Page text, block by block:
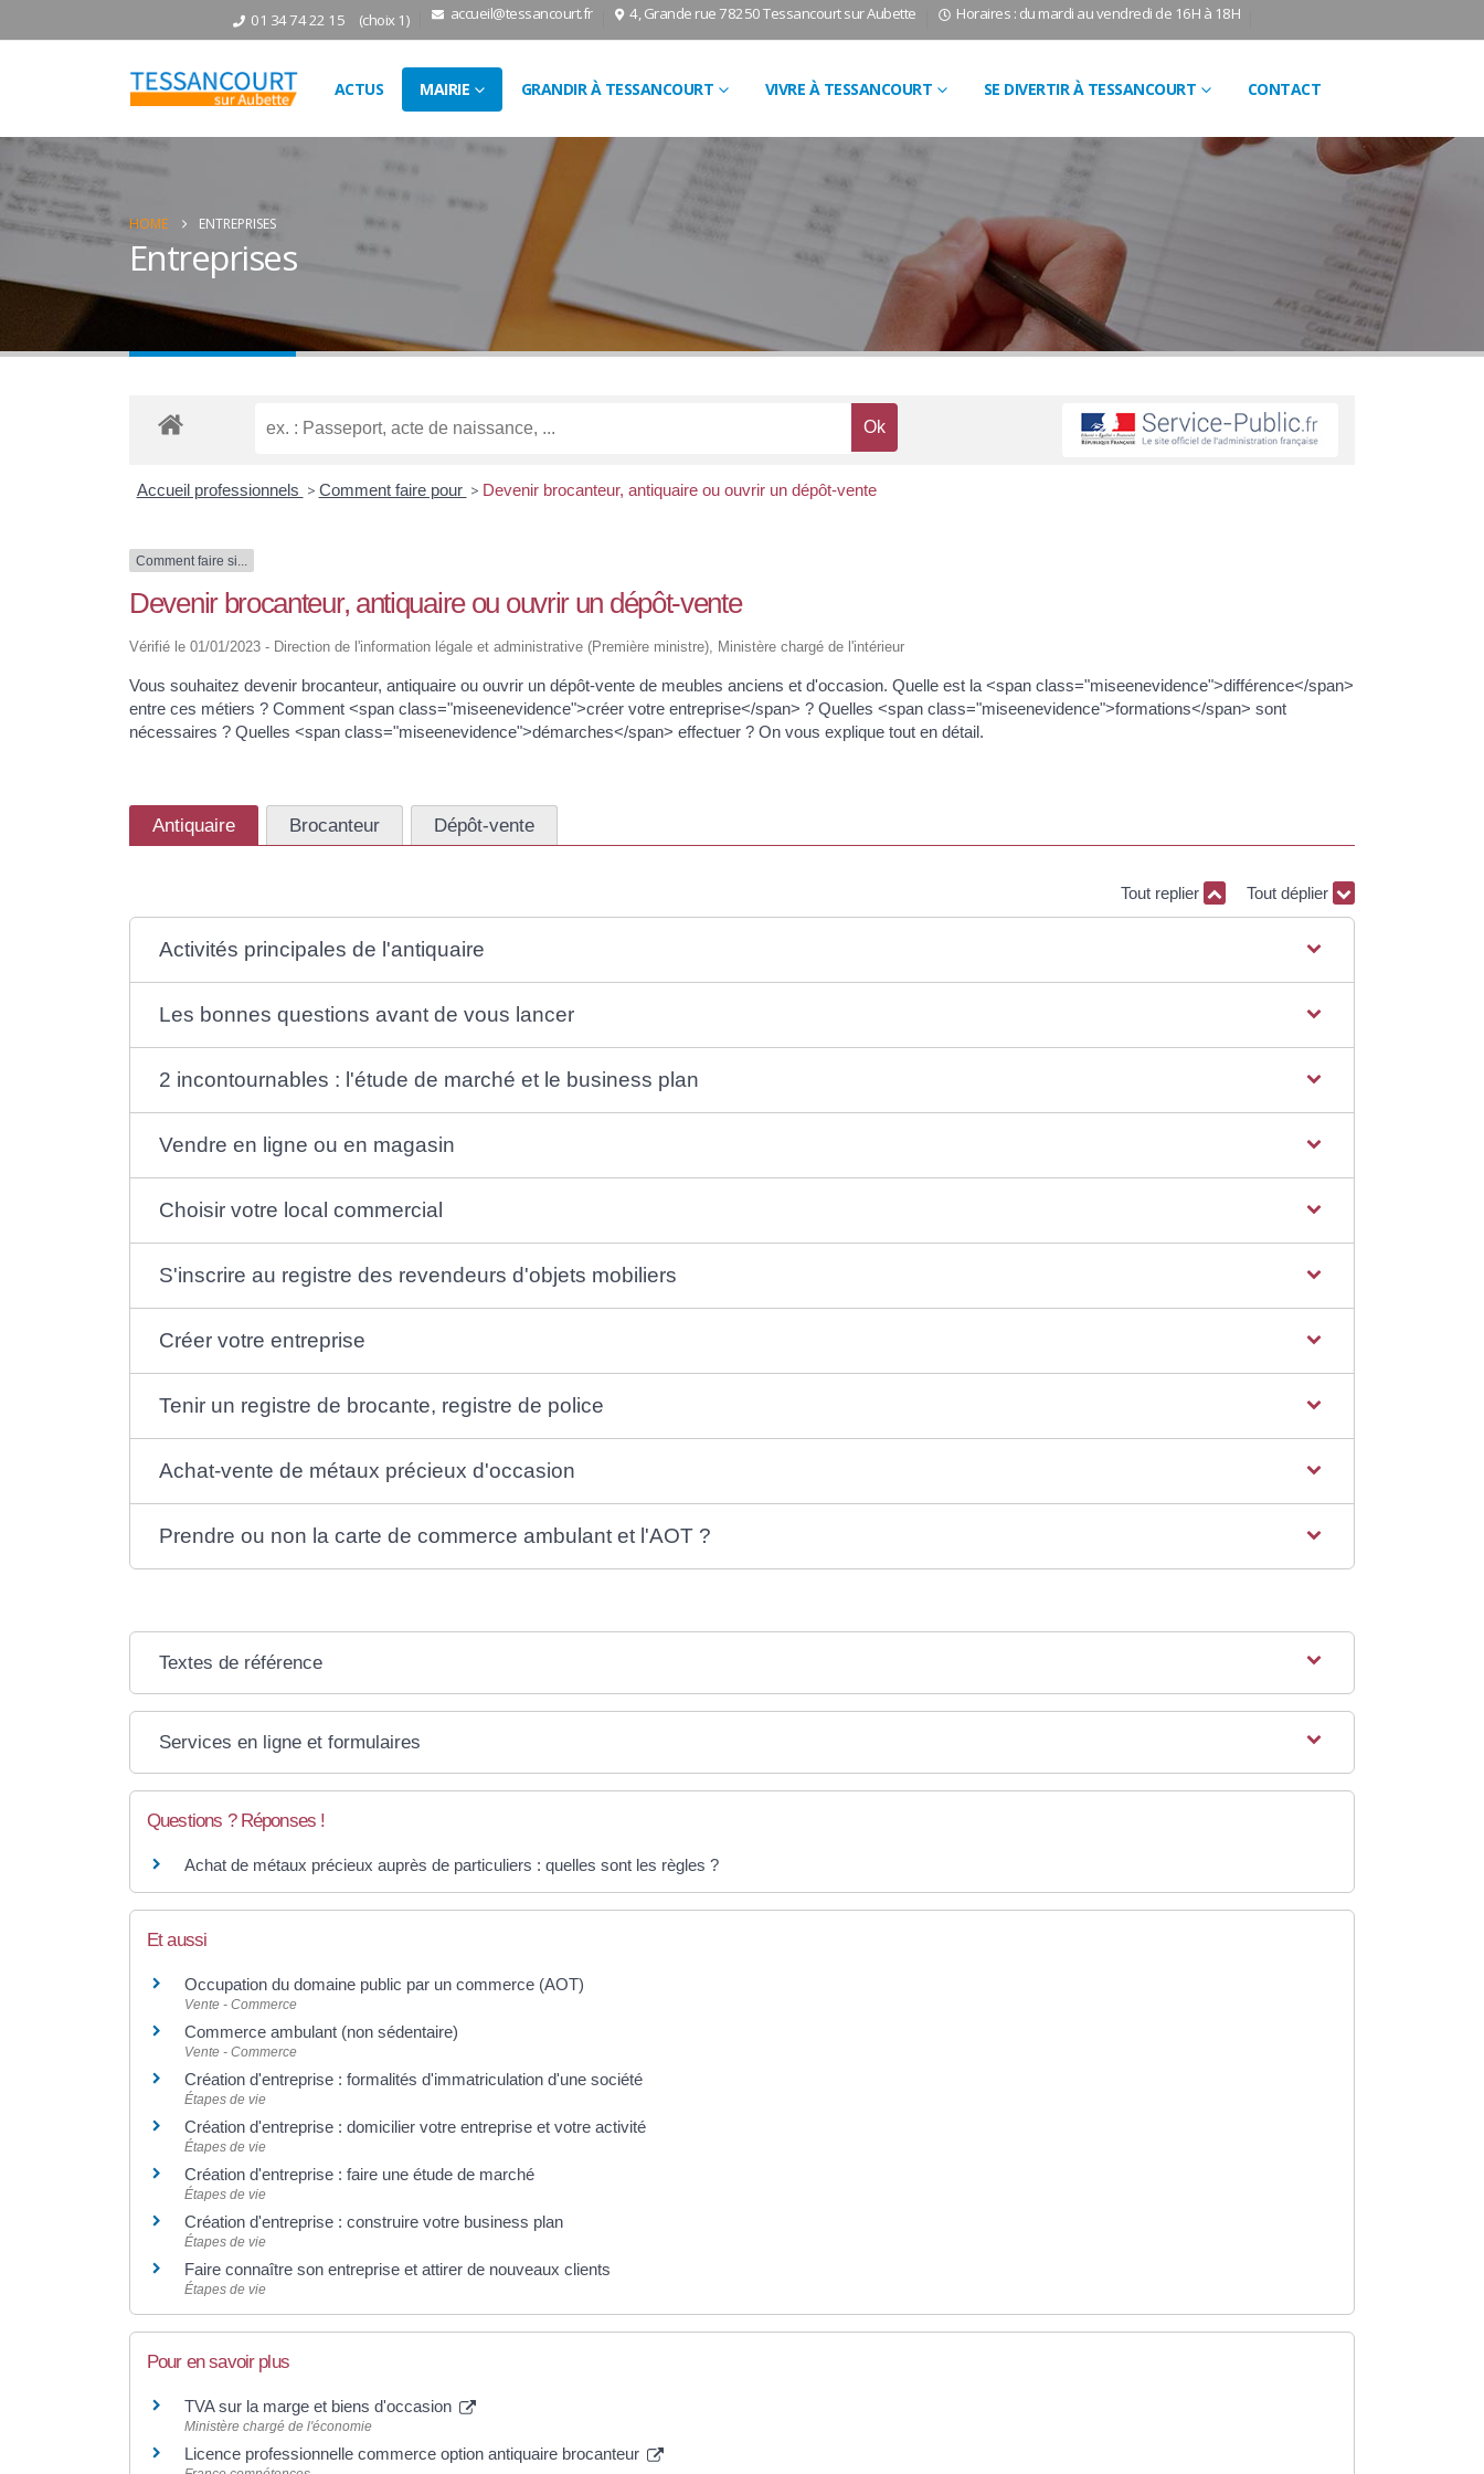
01 34 74 22 15 (choix 1) accueil@tessancourt.fr 4, Grande rue 78250 Tessancourt sur Aubette Horaires : du mardi au vendredi de 16H à 18H
ACTUS MAIRIE GRANDIR À TESSANCOURT VIVRE À TESSANCOURT SE DIVERTIR À TESSANCOURT CONTACT
HOME ENTREPRISES
Entreprises
Accueil professionnels > Comment faire pour > Devenir brocanteur, antiquaire ou ouvrir un dépôt-vente
Comment faire si...
Devenir brocanteur, antiquaire ou ouvrir un dépôt-vente
Vérifié le 01/01/2023 - Direction de l'information légale et administrative (Première ministre), Ministère chargé de l'intérieur
Vous souhaitez devenir brocanteur, antiquaire ou ouvrir un dépôt-vente de meubles anciens et d'occasion. Quelle est la <span class="miseenevidence">différence</span>
entre ces métiers ? Comment <span class="miseenevidence">créer votre entreprise</span> ? Quelles <span class="miseenevidence">formations</span> sont
nécessaires ? Quelles <span class="miseenevidence">démarches</span> effectuer ? On vous explique tout en détail.
Antiquaire Brocanteur Dépôt-vente
Tout replier Tout déplier
Activités principales de l'antiquaire
Les bonnes questions avant de vous lancer
2 incontournables : l'étude de marché et le business plan
Vendre en ligne ou en magasin
Choisir votre local commercial
S'inscrire au registre des revendeurs d'objets mobiliers
Créer votre entreprise
Tenir un registre de brocante, registre de police
Achat-vente de métaux précieux d'occasion
Prendre ou non la carte de commerce ambulant et l'AOT ?
Textes de référence
Services en ligne et formulaires
Questions ? Réponses !
Achat de métaux précieux auprès de particuliers : quelles sont les règles ?
Et aussi
Occupation du domaine public par un commerce (AOT)
Vente - Commerce
Commerce ambulant (non sédentaire)
Vente - Commerce
Création d'entreprise : formalités d'immatriculation d'une société
Étapes de vie
Création d'entreprise : domicilier votre entreprise et votre activité
Étapes de vie
Création d'entreprise : faire une étude de marché
Étapes de vie
Création d'entreprise : construire votre business plan
Étapes de vie
Faire connaître son entreprise et attirer de nouveaux clients
Étapes de vie
Pour en savoir plus
TVA sur la marge et biens d'occasion
Ministère chargé de l'économie
Licence professionnelle commerce option antiquaire brocanteur